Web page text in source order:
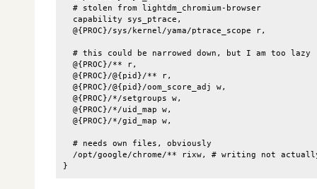
  # stolen from lightdm_chromium-browser
  capability sys_ptrace,
  @{PROC}/sys/kernel/yama/ptrace_scope r,
  # this could be narrowed down, but I am too lazy
  @{PROC}/** r,
  @{PROC}/@{pid}/** r,
  @{PROC}/@{pid}/oom_score_adj w,
  @{PROC}/*/setgroups w,
  @{PROC}/*/uid_map w,
  @{PROC}/*/gid_map w,
  # needs own files, obviously
/opt/google/chrome/** rixw, # writing not